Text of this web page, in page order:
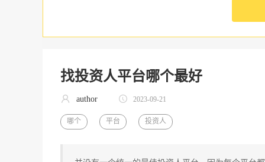
找投资人平台哪个最好
author 2023-09-21
哪个 平台 投资人